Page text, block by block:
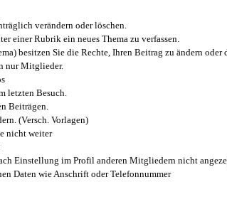
verändern oder löschen.
einer Rubrik ein neues Thema zu verfassen.
besitzen Sie die Rechte, Ihren Beitrag zu ändern oder
nur Mitglieder.
letzten Besuch.
Beiträgen.
(Versch. Vorlagen)
nicht weiter
Einstellung im Profil anderen Mitgliedern nicht
Daten wie Anschrift oder Telefonnummer